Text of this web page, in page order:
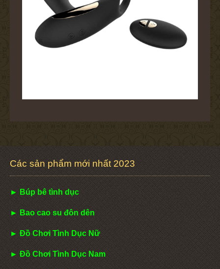
Các sản phẩm mới nhất 2023
► Búp bê tình dục
► Bao cao su đôn dên
► Đồ Chơi Tình Dục Nữ
► Đồ Chơi Tình Dục Nam